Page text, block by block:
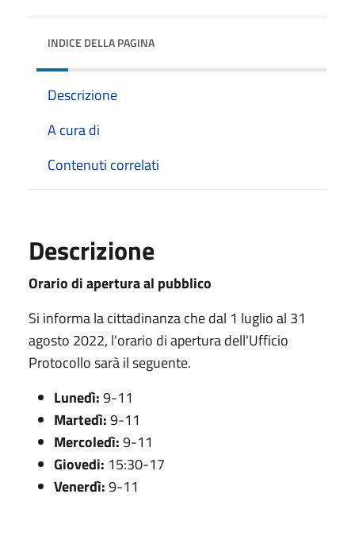
INDICE DELLA PAGINA
Descrizione
A cura di
Contenuti correlati
Descrizione
Orario di apertura al pubblico
Si informa la cittadinanza che dal 1 luglio al 31
agosto 2022, l'orario di apertura dell'Ufficio
Protocollo sarà il seguente.
Lunedì:9-11
Martedì:9-11
Mercoledì:9-11
Giovedi: 15:30-17
Venerdì:9-11